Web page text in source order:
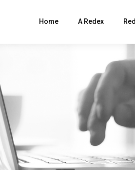
Home A Redex